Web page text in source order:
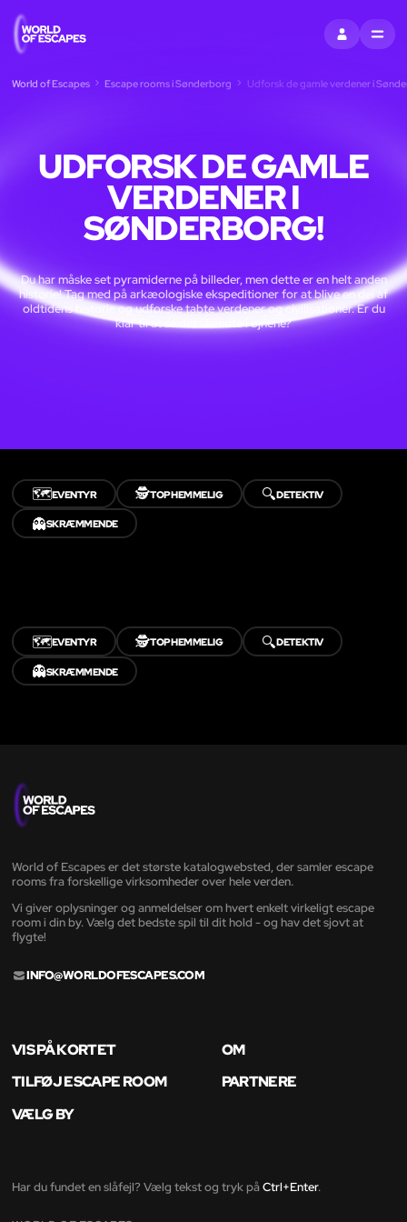
LOG INDMENU
World of Escapes Escape rooms i Sønderborg Udforsk de gamle verdener i
UDFORSK DE GAMLE
VERDENER I
SØNDERBORG!
Du har måske set pyramiderne på billeder, men dette er en helt anden
historie! Tag med på arkæologiske ekspeditioner for at blive en del af
oldtidens historie og udforske tabte verdener og civilisationer. Er du
klar til at se det ukendte i øjnene?
🗺️EVENTYR 🕵️TOPHEMMELIG 🔍DETEKTIV
👻SKRÆMMENDE
🗺️EVENTYR 🕵️TOPHEMMELIG 🔍DETEKTIV
👻SKRÆMMENDE
World of Escapes er det største katalogwebsted, der samler escape
rooms fra forskellige virksomheder over hele verden.
Vi giver oplysninger og anmeldelser om hvert enkelt virkeligt escape
room i din by. Vælg det bedste spil til dit hold - og hav det sjovt at
flygte!
INFO@WORLDOFESCAPES.COM
VIS PÅ KORTET
OM
TILFØJ ESCAPE ROOM
PARTNERE
VÆLG BY
Har du fundet en slåfejl? Vælg tekst og tryk på Ctrl+Enter.